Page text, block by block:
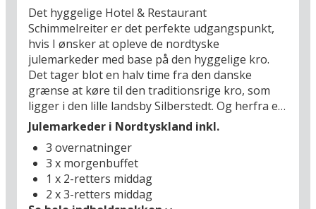
Det hyggelige Hotel & Restaurant
Schimmelreiter er det perfekte udgangspunkt,
hvis I ønsker at opleve de nordtyske
julemarkeder med base på den hyggelige kro.
Det tager blot en halv time fra den danske
grænse at køre til den traditionsrige kro, som
ligger i den lille landsby Silberstedt. Og herfra er
det særligt oplagt at lægge vejen forbi
julemarkedet i Nordens ældste by, Slesvig (15
km). I december danner domkirken Sankt Petri
en fantastisk, historisk ramme for det berømte
kunsthåndværkermarked kendt som
Schwalmarkt. Også Gottorp Slot er et besøg
Julemarkeder i Nordtyskland inkl.
3 overnatninger
3 x morgenbuffet
1 x 2-retters middag
2 x 3-retters middag